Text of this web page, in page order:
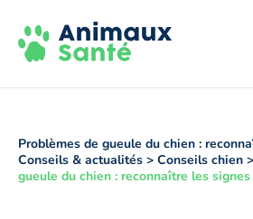
Problèmes de gueule du chien :
Conseils & actualités > Conseils chien >
gueule du chien : reconnaître les signes